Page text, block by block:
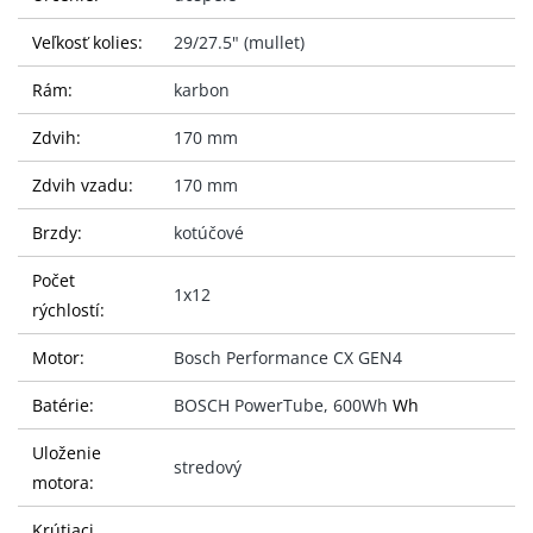
Veľkosť kolies: 29/27.5" (mullet)
Rám: karbon
Zdvih: 170 mm
Zdvih vzadu: 170 mm
Brzdy: kotúčové
Počet
rýchlostí:
1x12
Motor: Bosch Performance CX GEN4
Batérie: BOSCH PowerTube, 600Wh Wh
Uloženie
motora:
stredový